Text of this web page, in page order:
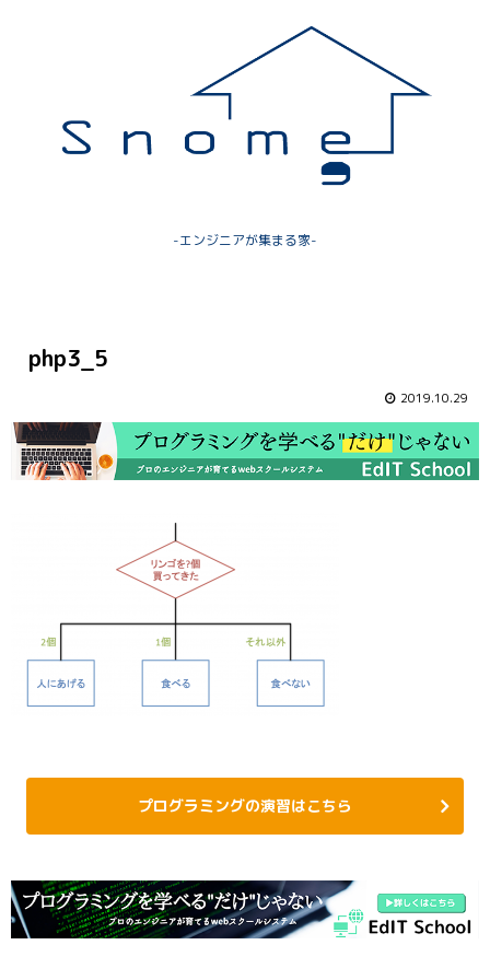
-エンジニアが集まる家-
php3_5
2019.10.29
プログラミングの演習はこちら